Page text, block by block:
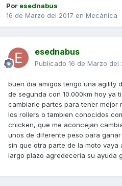
Por esednabus
16 de Marzo del 2017 en Mecánica
esednabus
Publicado 16 de Marzo del
buen dia amigos tengo una agility
de segunda con 10.000km hoy ya
cambiarle partes para tener mejor
los rollers o tambien conocidos
chicken, que me aconcejan
unos de diferente peso para
sin que otra parte de la moto vaya
largo plazo agredeceria su ayuda